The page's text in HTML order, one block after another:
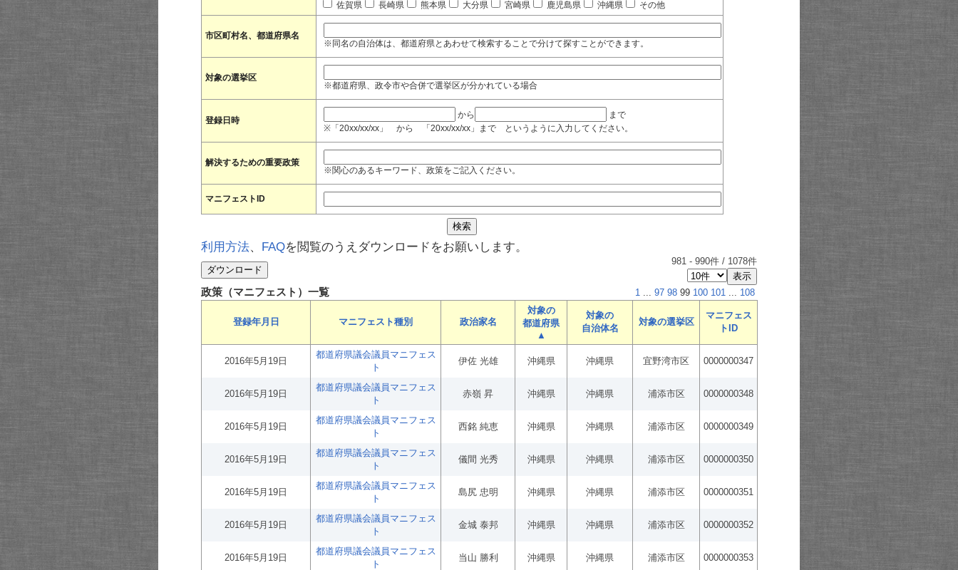
佐賀県
長崎県 熊本県 大分県 宮崎県 鹿児島県 沖縄県 その他
市区町村名、都道府県名
※同名の自治体は、都道府県とあわせて検索することで分けて探すことができます。
対象の選挙区
※都道府県、政令市や合併で選挙区が分かれている場合
登録日時
から
まで
※「20xx/xx/xx」 から 「20xx/xx/xx」まで というように入力してください。
解決するための重要政策
※関心のあるキーワード、政策をご記入ください。
マニフェストID
利用方法、 FAQを閲覧のうえダウンロードをお願いします。
981 - 990件 / 1078件
政策（マニフェスト）一覧 1 ... 97 98 99 100 101 ... 108
登録年月日 マニフェスト種別 政治家名
対象の
都道府県
▲
対象の
自治体名
対象の選挙区
マニフェス
トID
2016年5月19日
都道府県議会議員マニフェス
ト
伊佐 光雄 沖縄県 沖縄県 宜野湾市区 0000000347
2016年5月19日
都道府県議会議員マニフェス
ト
赤嶺 昇 沖縄県 沖縄県 浦添市区 0000000348
2016年5月19日
都道府県議会議員マニフェス
ト
西銘 純恵 沖縄県 沖縄県 浦添市区 0000000349
2016年5月19日
都道府県議会議員マニフェス
ト
儀間 光秀 沖縄県 沖縄県 浦添市区 0000000350
2016年5月19日
都道府県議会議員マニフェス
ト
島尻 忠明 沖縄県 沖縄県 浦添市区 0000000351
2016年5月19日
都道府県議会議員マニフェス
ト
金城 泰邦 沖縄県 沖縄県 浦添市区 0000000352
2016年5月19日
都道府県議会議員マニフェス
ト
当山 勝利 沖縄県 沖縄県 浦添市区 0000000353